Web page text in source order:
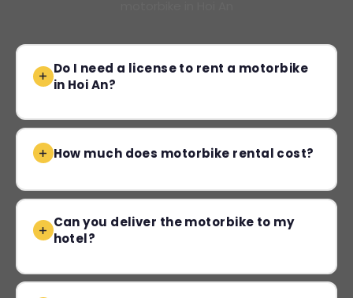
Do I need a license to rent a motorbike
in Hoi An?
How much does motorbike rental cost?
Can you deliver the motorbike to my
hotel?